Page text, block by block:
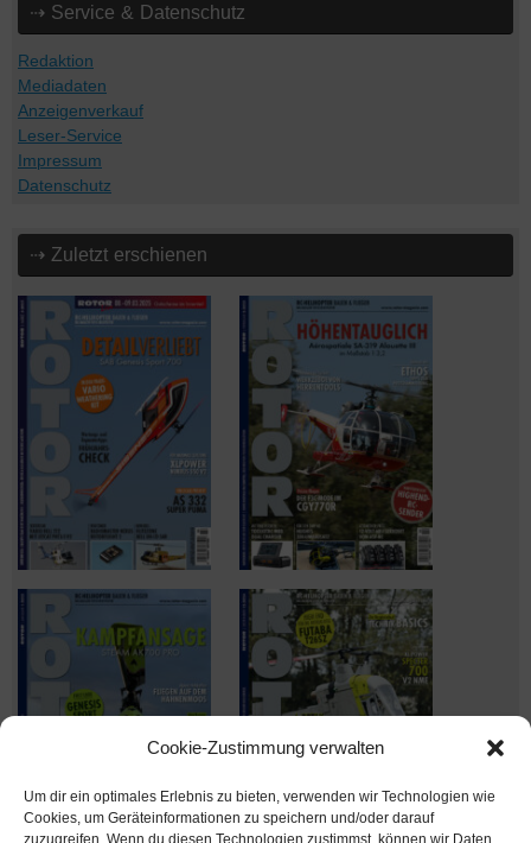
Cookie-Zustimmung verwalten
Um dir ein optimales Erlebnis zu bieten, verwenden wir Technologien wie
Cookies, um Geräteinformationen zu speichern und/oder darauf
zuzugreifen. Wenn du diesen Technologien zustimmst, können wir Daten
⇢ Service & Datenschutz
Redaktion
Mediadaten
Anzeigenverkauf
Leser-Service
Impressum
Datenschutz
⇢ Zuletzt erschienen